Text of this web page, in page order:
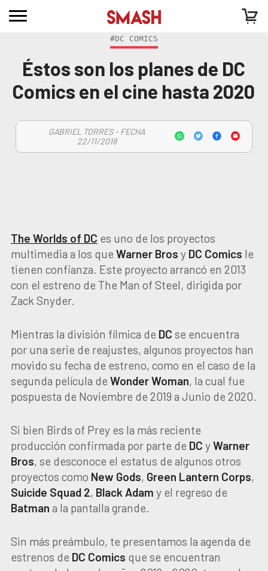
#DC COMICS
Éstos son los planes de DC
Comics en el cine hasta 2020
GABRIEL TORRES - FECHA
22/11/2018
The Worlds of DC es uno de los proyectos
multimedia a los que Warner Bros y DC Comics le
tienen confianza. Este proyecto arrancó en 2013
con el estreno de The Man of Steel, dirigida por
Zack Snyder.
Mientras la división fílmica de DC se encuentra
por una serie de reajustes, algunos proyectos han
movido su fecha de estreno, como en el caso de la
segunda película de WonderWoman, la cual fue
pospuesta de Noviembre de 2019 a Junio de 2020.
Si bien Birds of Prey es la más reciente
producción confirmada por parte de DC yWarner
Bros, se desconoce el estatus de algunos otros
proyectos como New Gods, Green Lantern Corps,
Suicide Squad 2, Black Adam y el regreso de
Batman a la pantalla grande.
Sin más preámbulo, te presentamos la agenda de
estrenos de DC Comics que se encuentran